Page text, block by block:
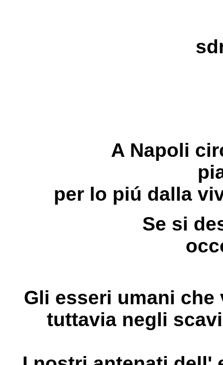
A Napoli
per lo piú dalla
Se si
Gli esseri umani
tuttavia negli